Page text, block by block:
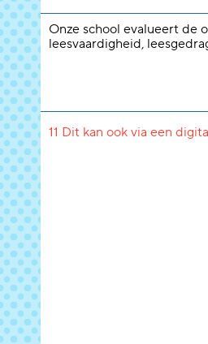
Onze school evalueert de
leesvaardigheid,
11 Dit kan ook via een